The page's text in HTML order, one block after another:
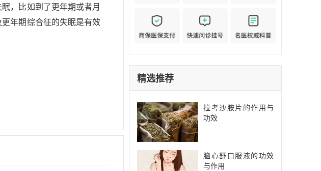
，比如到了更年期或者月
年期综合征的失眠是有效
精选推荐
拉考沙胺片的作用与
功效
脑心舒口服液的功效
与作用